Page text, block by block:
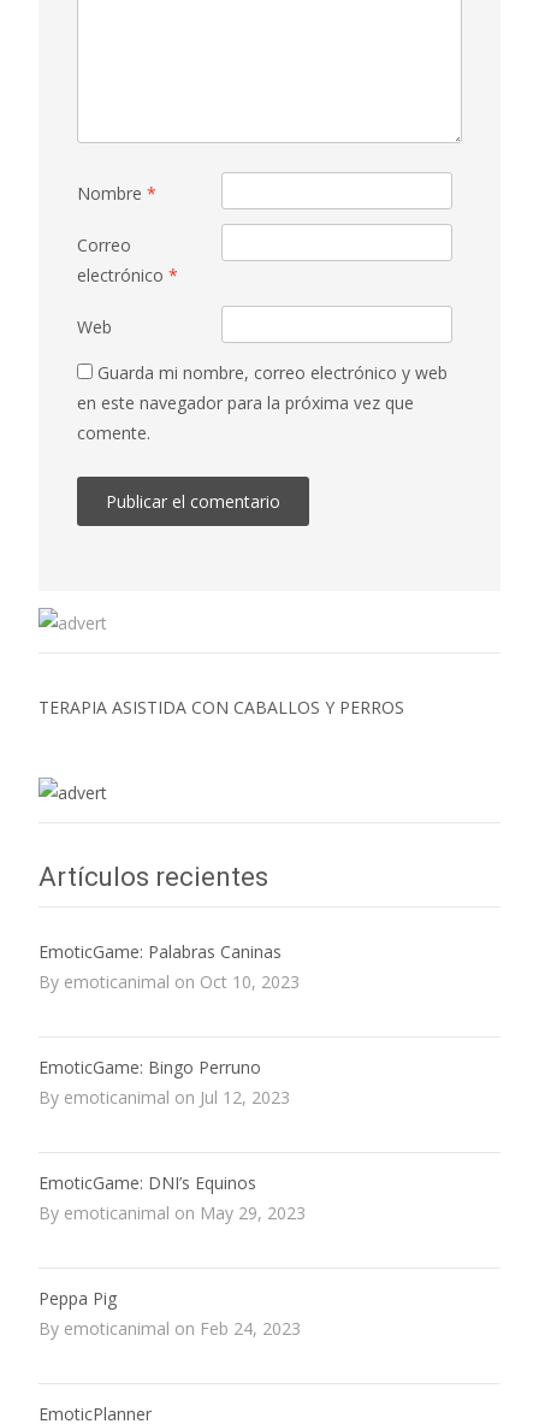
Nombre *
Correo
electrónico *
Web
Guarda mi nombre, correo electrónico y web
en este navegador para la próxima vez que
comente.
TERAPIA ASISTIDA CON CABALLOS Y PERROS
Artículos recientes
EmoticGame: Palabras Caninas
By emoticanimal on Oct 10, 2023
EmoticGame: Bingo Perruno
By emoticanimal on Jul 12, 2023
EmoticGame: DNI’s Equinos
By emoticanimal on May 29, 2023
Peppa Pig
By emoticanimal on Feb 24, 2023
EmoticPlanner